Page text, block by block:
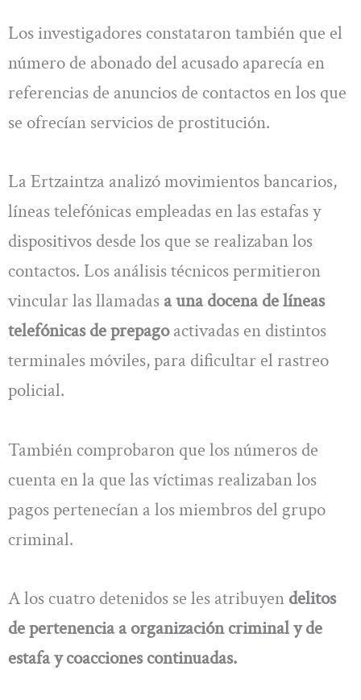
Los investigadores constataron también que el
número de abonado del acusado aparecía en
referencias de anuncios de contactos en los que
se ofrecían servicios de prostitución.
La Ertzaintza analizó movimientos bancarios,
líneas telefónicas empleadas en las estafas y
dispositivos desde los que se realizaban los
contactos. Los análisis técnicos permitieron
vincular las llamadas a una docena de líneas
telefónicas de prepagoactivadas en distintos
terminales móviles, para dificultar el rastreo
policial.
También comprobaron que los números de
cuenta en la que las víctimas realizaban los
pagos pertenecían a los miembros del grupo
criminal.
A los cuatro detenidos se les atribuyen delitos
de pertenencia a organización criminal y de
estafa y coacciones continuadas.